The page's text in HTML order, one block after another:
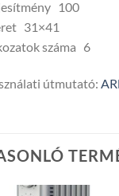
100
31×41
száma 6
útmutató: